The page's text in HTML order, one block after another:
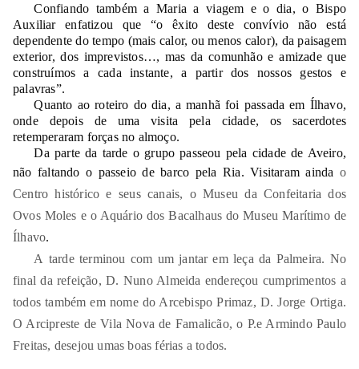
Confiando também a Maria a viagem e o dia, o Bispo
Auxiliar enfatizou que “o êxito deste convívio não está
dependente do tempo (mais calor, ou menos calor), da paisagem
exterior, dos imprevistos…, mas da comunhão e amizade que
construímos a cada instante, a partir dos nossos gestos e
palavras”.
Quanto ao roteiro do dia, a manhã foi passada em Ílhavo,
onde depois de uma visita pela cidade, os sacerdotes
retemperaram forças no almoço.
Da parte da tarde o grupo passeou pela cidade de Aveiro,
não faltando o passeio de barco pela Ria. Visitaram ainda o
Centro histórico e seus canais, o Museu da Confeitaria dos
Ovos Moles e o Aquário dos Bacalhaus do Museu Marítimo de
Ílhavo.
A tarde terminou com um jantar em leça da Palmeira. No
final da refeição, D. Nuno Almeida endereçou cumprimentos a
todos também em nome do Arcebispo Primaz, D. Jorge Ortiga.
O Arcipreste de Vila Nova de Famalicão, o P.e Armindo Paulo
Freitas, desejou umas boas férias a todos.